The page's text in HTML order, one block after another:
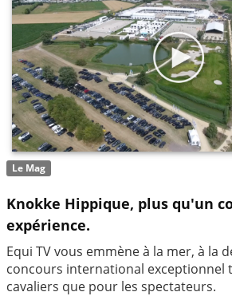
Le Mag
Knokke Hippique, plus qu'un
expérience.
Equi TV vous emmène à la mer, à la
concours international exceptionnel
cavaliers que pour les spectateurs.